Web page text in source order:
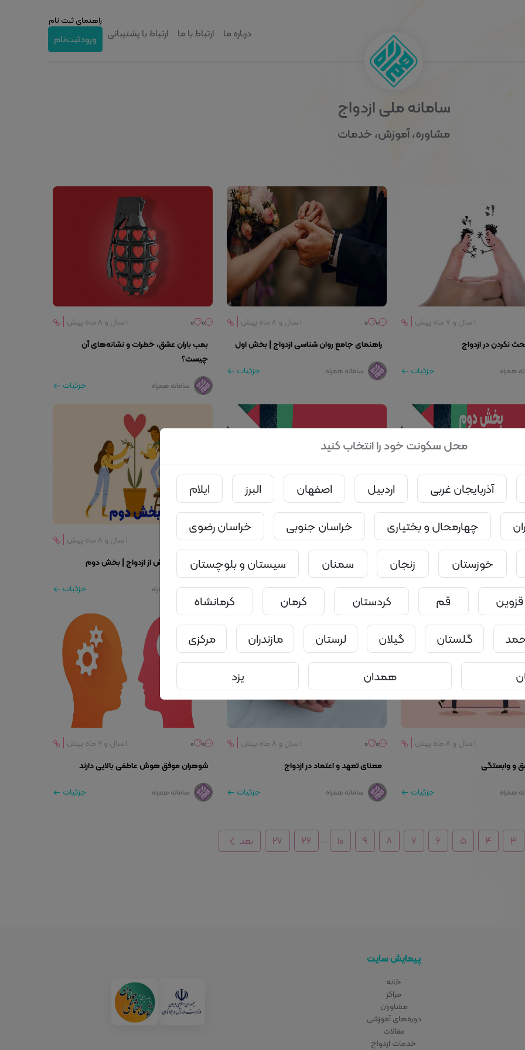
درباره ما ارتباط با ما ارتباط با پشتیبانی
راهنمای ثبت نام
ورودثبت‌نام
سامانه ملی ازدواج
مشاوره، آموزش، خدمات
۱ سال و ۷ ماه پیش
نکردن در ازدواج
همراه جزئیات
0
0 ۱ سال و ۸ ماه پیش
راهنمای جامع روان‌ شناسی ازدواج | بخش اول
سامانه همراه جزئیات
0
0 ۱ سال و ۸ ماه پیش
بمب باران عشق، خطرات و نشانه‌های آن
چیست؟
سامانه همراه جزئیات
۱ سال و ۸ ماه پیش
همراه جزئیات
0
0 ۱ سال و ۸ ماه پیش
سامانه همراه جزئیات
0
0 ۱ سال و ۸ ماه پیش
توصیه‌های پیش از ازدواج | بخش دوم
سامانه همراه جزئیات
۱ سال و ۸ ماه پیش
و وابستگی
همراه جزئیات
0
0 ۱ سال و ۸ ماه پیش
معنای تعهد و اعتماد در ازدواج
سامانه همراه جزئیات
0
0 ۱ سال و ۹ ماه پیش
شوهران موفق هوش عاطفی بالایی دارند
سامانه همراه جزئیات
۳ ۴ ۵ ۶ ۷ ۸ ۹ ۱۰ ... ۲۶ ۲۷ بعد
محل سکونت خود را انتخاب کنید
آذربایجان غربی اردبیل اصفهان البرز
ایلام
چهارمحال و بختیاری خراسان جنوبی
خراسان رضوی
خوزستان زنجان سمنان
سیستان و بلوچستان
قزوین قم کردستان کرمان
کرمانشاه
گلستان گیلان لرستان مازندران
مرکزی
همدان یزد
پیمایش سایت
خانه
مراکز
مشاوران
دوره‌های آموزشی
مقالات
خدمات ازدواج